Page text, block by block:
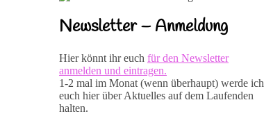
Newsletter – Anmeldung
Hier könnt ihr euch für den Newsletter
anmelden und eintragen.
1-2 mal im Monat (wenn überhaupt) werde ich
euch hier über Aktuelles auf dem Laufenden
halten.